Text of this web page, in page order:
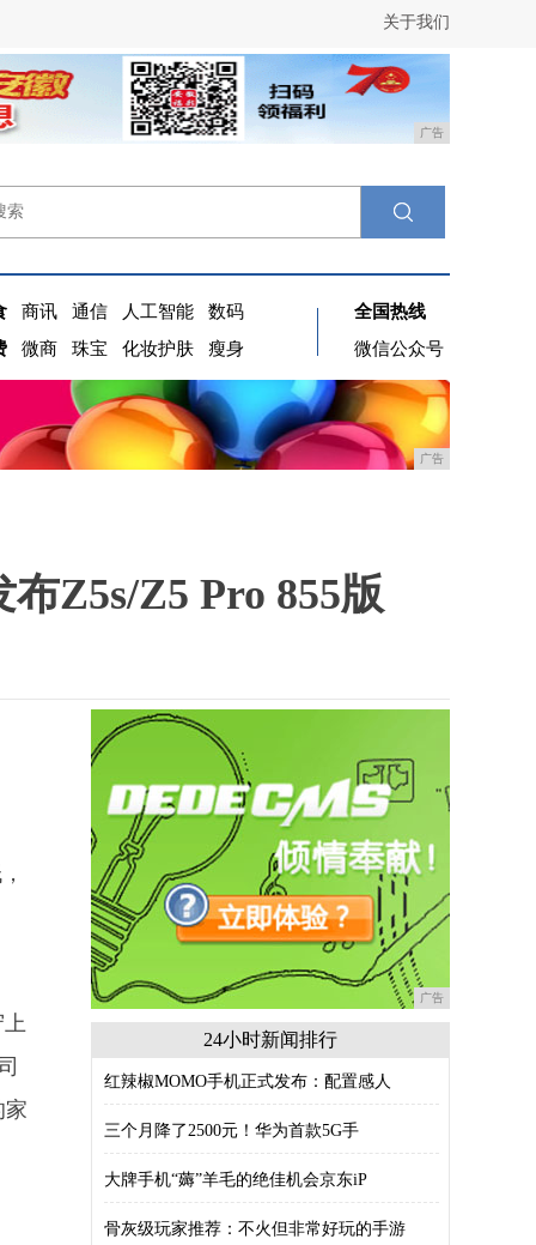
关于我们
广告
商讯 通信 人工智能
数码
微商 珠宝 化妆护肤 瘦身
全国热线
微信公众号
广告
Z5s/Z5 Pro 855版
家
广告
24小时新闻排行
红辣椒MOMO手机正式发布：配置感人
三个月降了2500元！华为首款5G手
大牌手机“薅”羊毛的绝佳机会京东iP
骨灰级玩家推荐：不火但非常好玩的手游